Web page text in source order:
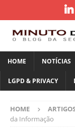
HOME NOTÍCIAS
LGPD & PRIVACY
HOME
da Informação